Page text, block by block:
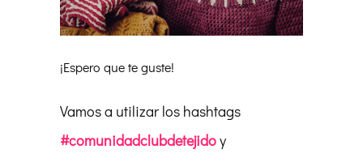
¡Espero que te guste!
Vamos a utilizar los hashtags
#comunidadclubdetejidoy